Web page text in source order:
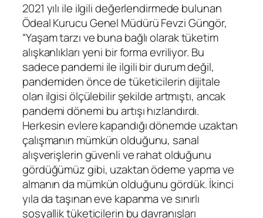
2021 yılı ile ilgili değerlendirmede bulunan
Ödeal Kurucu Genel Müdürü Fevzi Güngör,
“Yaşam tarzı ve buna bağlı olarak tüketim
alışkanlıkları yeni bir forma evriliyor. Bu
sadece pandemi ile ilgili bir durum değil,
pandemiden önce de tüketicilerin dijitale
olan ilgisi ölçülebilir şekilde artmıştı, ancak
pandemi dönemi bu artışı hızlandırdı.
Herkesin evlere kapandığı dönemde uzaktan
çalışmanın mümkün olduğunu, sanal
alışverişlerin güvenli ve rahat olduğunu
gördüğümüz gibi, uzaktan ödeme yapma ve
almanın da mümkün olduğunu gördük. İkinci
yıla da taşınan eve kapanma ve sınırlı
sosyallik tüketicilerin bu davranışları